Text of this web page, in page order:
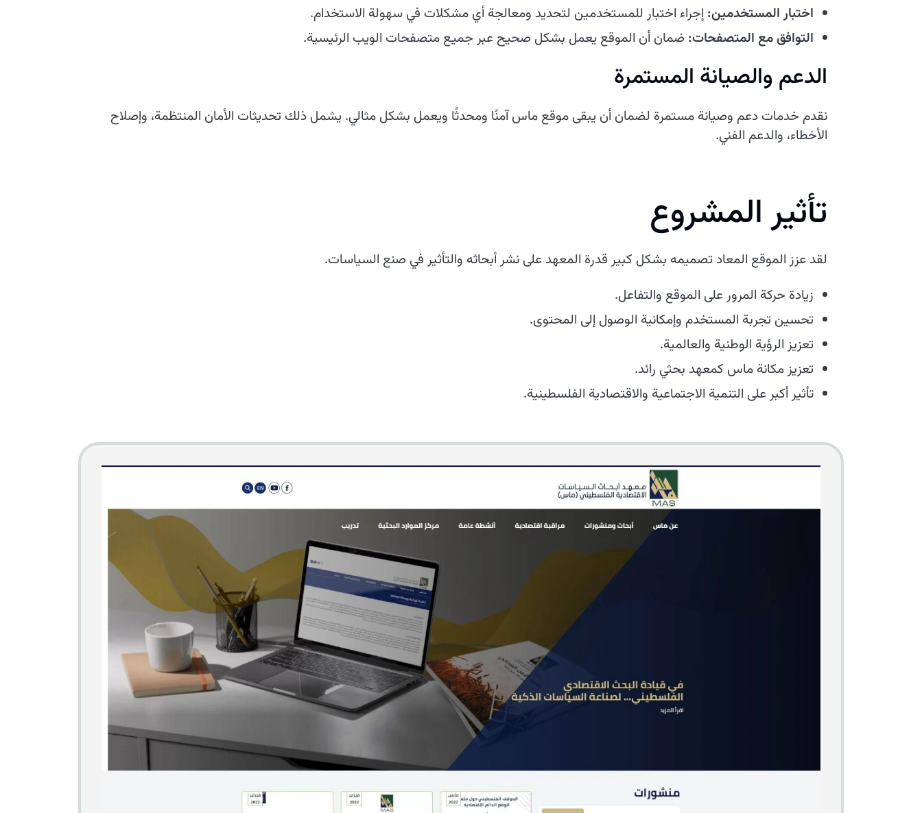
اختبار المستخدمين: إجراء اختبار للمستخدمين لتحديد ومعالجة أي مشكلات في سهولة الاستخدام.
التوافق مع المتصفحات: ضمان أن الموقع يعمل بشكل صحيح عبر جميع متصفحات الويب الرئيسية.
الدعم والصيانة المستمرة
نقدم خدمات دعم وصيانة مستمرة لضمان أن يبقى موقع ماس آمنًا ومحدثًا ويعمل بشكل مثالي. يشمل ذلك تحديثات الأمان المنتظمة، وإصلاح
الأخطاء، والدعم الفني.
تأثير المشروع
لقد عزز الموقع المعاد تصميمه بشكل كبير قدرة المعهد على نشر أبحاثه والتأثير في صنع السياسات.
زيادة حركة المرور على الموقع والتفاعل.
تحسين تجربة المستخدم وإمكانية الوصول إلى المحتوى.
تعزيز الرؤية الوطنية والعالمية.
تعزيز مكانة ماس كمعهد بحثي رائد.
تأثير أكبر على التنمية الاجتماعية والاقتصادية الفلسطينية.